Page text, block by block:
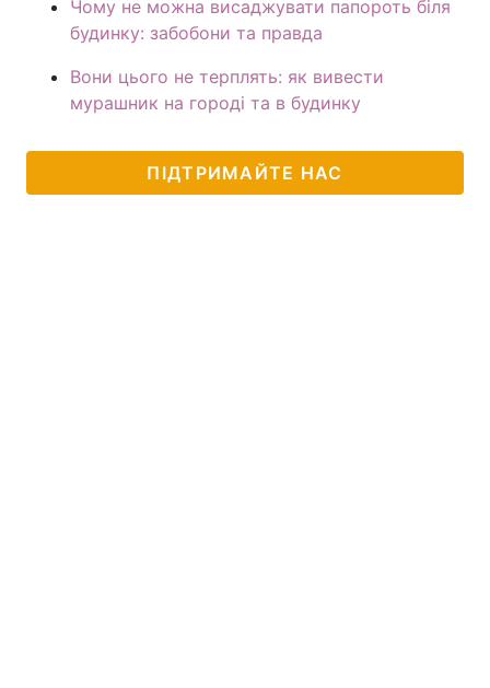
Чому не можна висаджувати папороть біля
будинку: забобони та правда
Вони цього не терплять: як вивести
мурашник на городі та в будинку
ПІДТРИМАЙТЕ НАС